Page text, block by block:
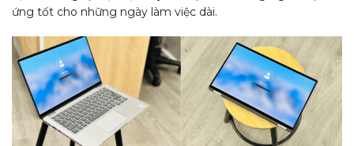
ứng tốt cho những ngày làm việc dài.